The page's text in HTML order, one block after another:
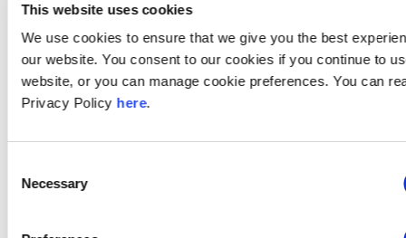
This website uses cookies
We use cookies to ensure that we give you the best
our website. You consent to our cookies if you continue to
website, or you can manage cookie preferences. You can
Privacy Policy here.
Selection
Necessary
kvalifikovaným týmem hrály klíčovou roli při pečlivé a
přesné manipulaci s demontovanými technologiemi.
Časově národné provedení:
Vzhledem k časové
náročnosti projektu jsme zahájili činnost ihned po obdržení
napjatému harmonogramu zahájil náš specializovaný tým
stěhování.